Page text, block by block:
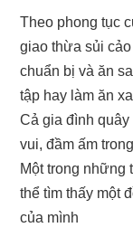
Theo phong tục
giao thừa sủi
chuẩn bị và ăn
tập hay làm ăn
Cả gia đình
vui, đầm ấm
Một trong những
thể tìm thấy một
của mình